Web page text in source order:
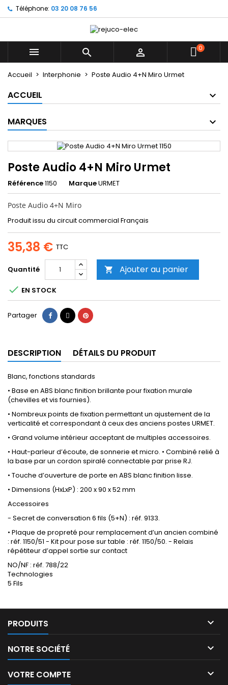
Téléphone: 03 20 08 76 56
   0
Accueil Interphonie Poste Audio 4+N Miro Urmet
ACCUEIL
MARQUES
Poste Audio 4+N Miro Urmet
Référence1150 MarqueURMET
Poste Audio 4+N Miro
Produit issu du circuit commercial Français
35,38 € TTC
Quantité  Ajouter au panier
 EN STOCK
Partager PartagerTweetPinterest
DESCRIPTION DÉTAILS DU PRODUIT
Blanc, fonctions standards
• Base en ABS blanc finition brillante pour fixation murale
(chevilles et vis fournies).
• Nombreux points de fixation permettant un ajustement de la
verticalité et correspondant à ceux des anciens postes URMET.
• Grand volume intérieur acceptant de multiples accessoires.
• Haut-parleur d’écoute, de sonnerie et micro. • Combiné relié à
la base par un cordon spiralé connectable par prise RJ.
• Touche d’ouverture de porte en ABS blanc finition lisse.
• Dimensions (HxLxP) : 200 x 90 x 52 mm
Accessoires
- Secret de conversation 6 fils (5+N) : réf. 9133.
• Plaque de propreté pour remplacement d’un ancien combiné
: réf. 1150/51 - Kit pour pose sur table : réf. 1150/50. - Relais
répétiteur d’appel sortie sur contact
NO/NF : réf. 788/22
Technologies
5 Fils
PRODUITS 
NOTRE SOCIÉTÉ 
VOTRE COMPTE 
Mes listes d'envies ×
add_circle_outlineCréer une nouvelle liste
((title)) ×
((label))
Connexion ×
Vous devez être connecté pour ajouter des produits
à votre liste d'envies.